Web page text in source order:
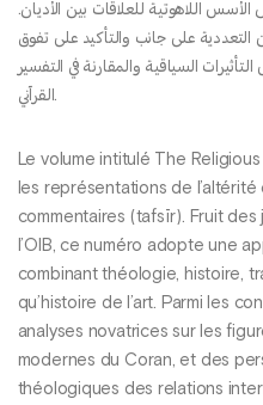
اللاهوتية للعلاقات بين الأديان.
التعددية على جانب والتأكيد على تفوق
السياقية والمقارنة في التفسير
القرآني.
Le volume intitulé The
les représentations de
commentaires (tafsīr). Fruit des
l’OIB, ce numéro adopte une
combinant théologie, histoire,
qu’histoire de l’art. Parmi les
analyses novatrices sur les
modernes du Coran, et des
théologiques des relations